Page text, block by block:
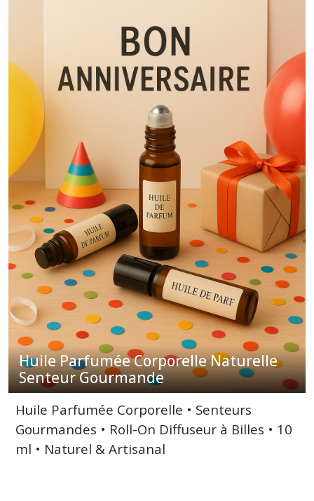
Huile Parfumée Corporelle Naturelle
Senteur Gourmande
Huile Parfumée Corporelle • Senteurs
Gourmandes • Roll-On Diffuseur à Billes • 10
ml • Naturel & Artisanal
Huile
Parfumée
Corporelle
Naturelle
Senteur
Huile
Parfumée
Corporelle
Naturelle
Senteur
Aromatique
(11)
Huile
Parfumée
Corporelle
Naturelle
Senteur
(14)
Huile